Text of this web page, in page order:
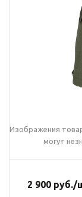
Изображения
могут
2 900 руб./